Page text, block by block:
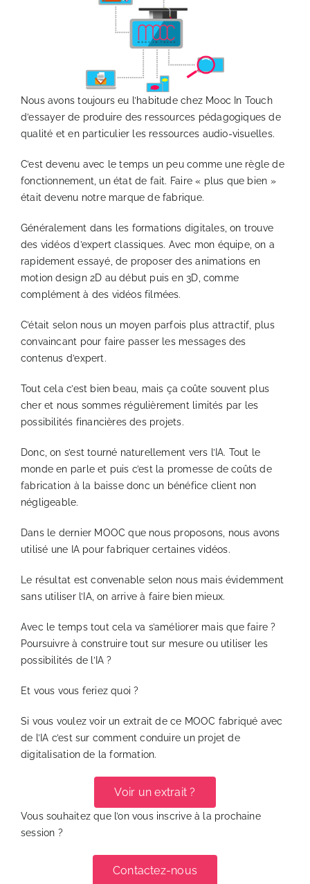
PRODUCTION AUDIOVISUELLE
UNIVERSITE DIGITALE
LIVRES BLANCS
BLOG
CONTACT
LAB DIGITAL LEARNING
NOS WEBINAIRES
Nous avons toujours eu l’habitude chez Mooc In Touch
d’essayer de produire des ressources pédagogiques de
qualité et en particulier les ressources audio-visuelles.
C’est devenu avec le temps un peu comme une règle de
fonctionnement, un état de fait. Faire « plus que bien »
était devenu notre marque de fabrique.
Généralement dans les formations digitales, on trouve
des vidéos d’expert classiques. Avec mon équipe, on a
rapidement essayé, de proposer des animations en
motion design 2D au début puis en 3D, comme
complément à des vidéos filmées.
C’était selon nous un moyen parfois plus attractif, plus
convaincant pour faire passer les messages des
contenus d’expert.
Tout cela c’est bien beau, mais ça coûte souvent plus
cher et nous sommes régulièrement limités par les
possibilités financières des projets.
Donc, on s’est tourné naturellement vers l’IA. Tout le
monde en parle et puis c’est la promesse de coûts de
fabrication à la baisse donc un bénéfice client non
négligeable.
Dans le dernier MOOC que nous proposons, nous avons
utilisé une IA pour fabriquer certaines vidéos.
Le résultat est convenable selon nous mais évidemment
sans utiliser l’IA, on arrive à faire bien mieux.
Avec le temps tout cela va s’améliorer mais que faire ?
Poursuivre à construire tout sur mesure ou utiliser les
possibilités de l’IA ?
Et vous vous feriez quoi ?
Si vous voulez voir un extrait de ce MOOC fabriqué avec
de l’IA c’est sur comment conduire un projet de
digitalisation de la formation.
Voir un extrait ?
Vous souhaitez que l’on vous inscrive à la prochaine
session ?
Contactez-nous